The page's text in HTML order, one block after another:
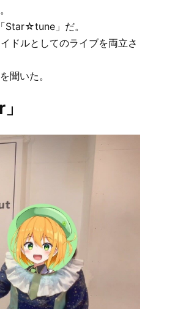
Star☆tune」だ。
ドルとしてのライブを両立さ
聞いた。